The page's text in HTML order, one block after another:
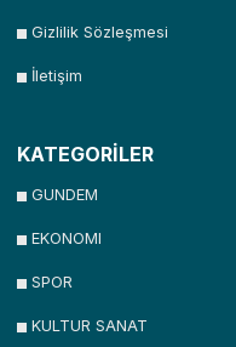
Gizlilik Sözleşmesi
İletişim
KATEGORİLER
GUNDEM
EKONOMI
SPOR
KULTUR SANAT